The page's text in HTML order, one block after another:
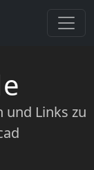
und Links zu